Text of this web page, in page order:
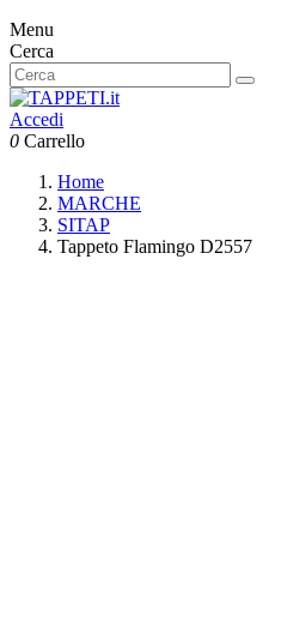
Menu
Cerca
Accedi
0 Carrello
Home
MARCHE
SITAP
Tappeto Flamingo D2557